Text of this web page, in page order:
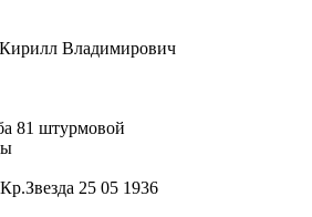
Владимирович
81 штурмовой
25 05 1936